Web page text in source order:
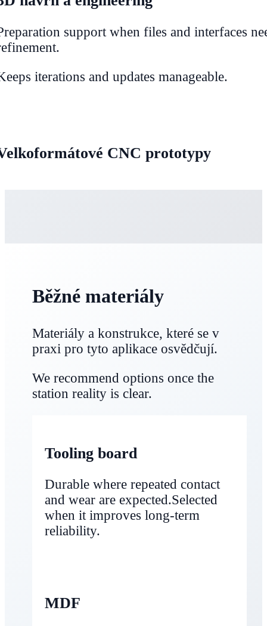
support when files and interfaces
iterations and updates manageable.
CNC prototypy
Běžné materiály
Materiály a konstrukce, které se v
praxi pro tyto aplikace osvědčují.
We recommend options once the
station reality is clear.
Tooling board
Durable where repeated contact
and wear are expected.Selected
when it improves long‑term
reliability.
MDF